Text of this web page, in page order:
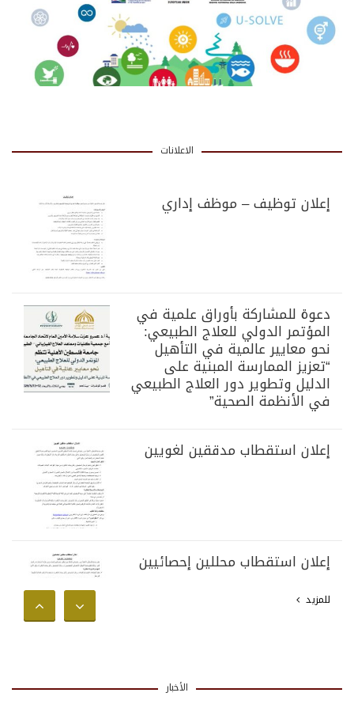
الاعلانات
إعلان توظيف – موظف إداري
دعوة للمشاركة بأوراق علمية في
المؤتمر الدولي للعلاج الطبيعي:
نحو معايير عالمية في التأهيل
“تعزيز الممارسة المبنية على
الدليل وتطوير دور العلاج الطبيعي
في الأنظمة الصحية”
إعلان استقطاب مدققين لغويين
إعلان استقطاب محللين إحصائيين
للمزيد
الأخبار